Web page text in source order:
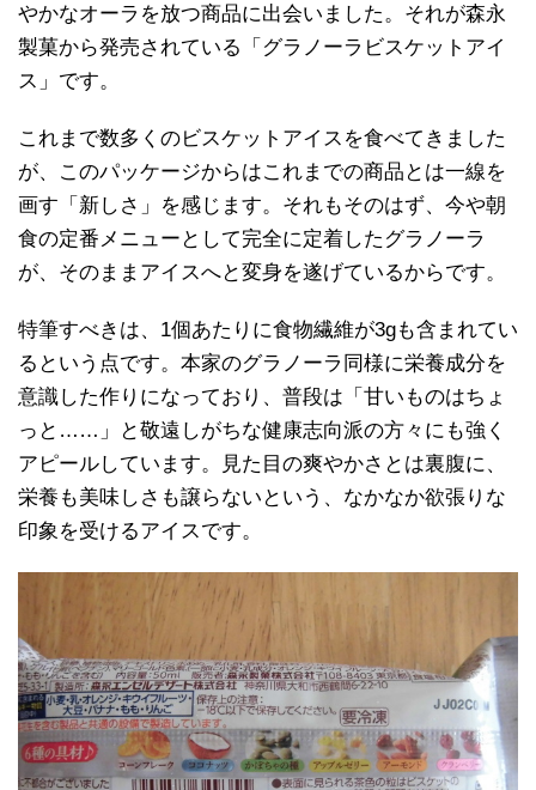
やかなオーラを放つ商品に出会いました。それが森永
製菓から発売されている「グラノーラビスケットアイ
ス」です。
これまで数多くのビスケットアイスを食べてきました
が、このパッケージからはこれまでの商品とは一線を
画す「新しさ」を感じます。それもそのはず、今や朝
食の定番メニューとして完全に定着したグラノーラ
が、そのままアイスへと変身を遂げているからです。
特筆すべきは、1個あたりに食物繊維が3gも含まれてい
るという点です。本家のグラノーラ同様に栄養成分を
意識した作りになっており、普段は「甘いものはちょ
っと……」と敬遠しがちな健康志向派の方々にも強く
アピールしています。見た目の爽やかさとは裏腹に、
栄養も美味しさも譲らないという、なかなか欲張りな
印象を受けるアイスです。